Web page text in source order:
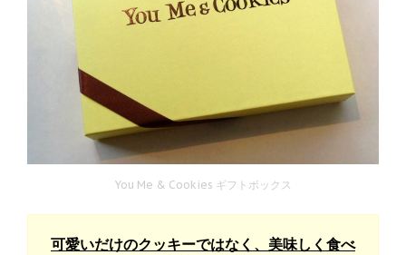
You Me & Cookies ギフトボックス
可愛いだけのクッキーではなく、美味しく食べ